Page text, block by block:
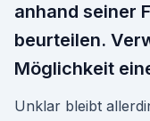
anhand seiner
beurteilen.
Möglichkeit
Unklar bleibt